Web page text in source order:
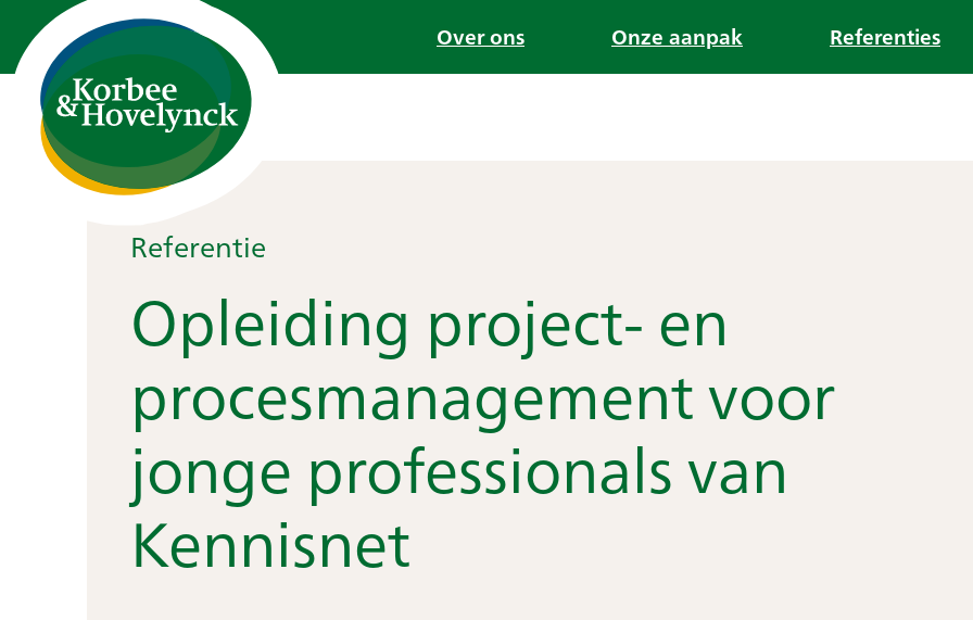
naar
de
inhoud
Over ons Onze aanpak Referenties
Referentie
Opleiding project- en
procesmanagement voor
jonge professionals van
Kennisnet